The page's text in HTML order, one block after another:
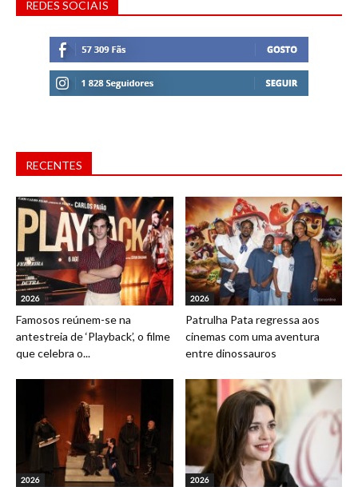
REDES SOCIAIS
RECENTES
2026
Famosos reúnem-se na
antestreia de ‘Playback’, o filme
que celebra o...
2026
Patrulha Pata regressa aos
cinemas com uma aventura
entre dinossauros
2026 2026